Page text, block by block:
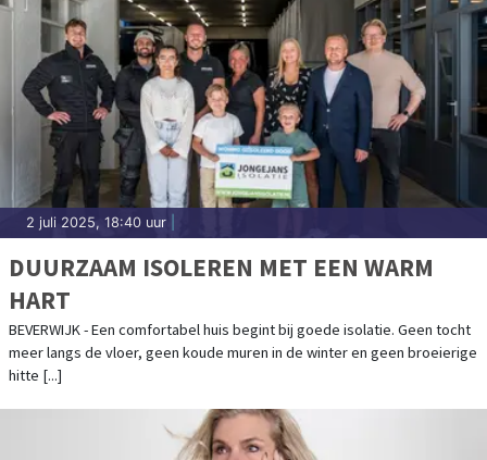
2 juli 2025, 18:40 uur
DUURZAAM ISOLEREN MET EEN WARM
HART
BEVERWIJK - Een comfortabel huis begint bij goede isolatie. Geen tocht
meer langs de vloer, geen koude muren in de winter en geen broeierige
hitte [...]